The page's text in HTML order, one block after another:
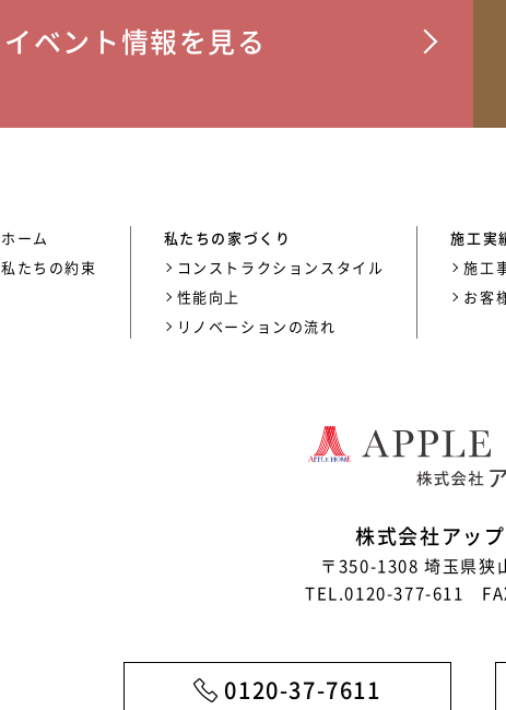
イベント情報を見る
ホーム
私たちの約束
私たちの家づくり
コンストラクションスタイル
性能向上
リノベーションの流れ
施工実
施工
お客
株式会社アッ
〒350-1308 埼玉県狭
TEL.0120-377-611
0120-37-7611